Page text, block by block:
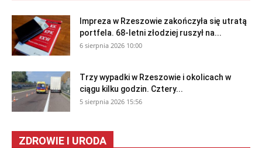
Impreza w Rzeszowie zakończyła się utratą
portfela. 68-letni złodziej ruszył na...
6 sierpnia 2026 10:00
Trzy wypadki w Rzeszowie i okolicach w
ciągu kilku godzin. Cztery...
5 sierpnia 2026 15:56
ZDROWIE I URODA